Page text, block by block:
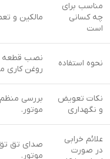
مناسب برای
چه کسانی
است
مالکین و
نحوه استفاده
نصب قطعه
روغن کاری
نکات تعویض
و نگهداری
بررسی
موتور.
علائم خرابی
در صورت
صدای تق
موتور.